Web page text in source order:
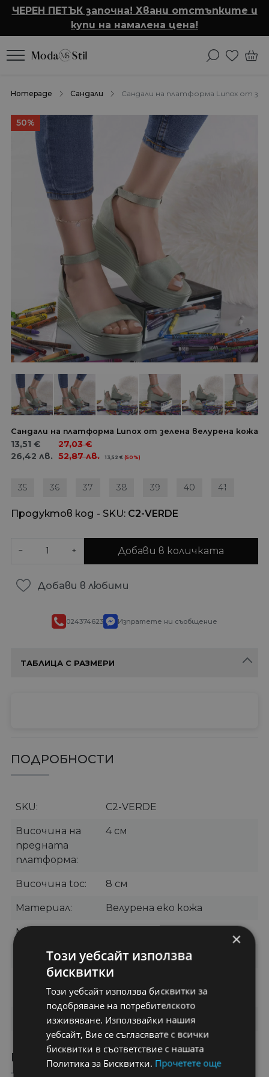
ЧЕРЕН ПЕТЪК започна! Хвани отстъпките и
купи на намалена цена!
Homepage Сандали Сандали на платформа Lunox от
50%
Сандали на платформа Lunox от зелена велурена кожа
13,51 €
26,42 лв.
27,03€
52,87лв. 13,52€ (50%)
35 36 37 38 39 40 41
Продуктов код - SKU C2-VERDE
− + Добави в количката
Добави в любими
024374623 Изпратете ни съобщение
ТАБЛИЦА С РАЗМЕРИ
ПОДРОБНОСТИ
SKU C2-VERDE
Височина на
предната
платформа
4 см
Височина toc 8 см
Материал Велурена еко кожа
Марими
Зелен
Категории Сандали
платформа
Бранд OEM
ПРЕПОРЪЧАНИ ПРОДУКТИ
×
Този уебсайт използва
бисквитки
Този уебсайт използва бисквитки за
подобряване на потребителското
изживяване. Използвайки нашия
уебсайт, Вие се съгласявате с всички
бисквитки в съответствие с нашата
Политика за Бисквитки. Прочетете още